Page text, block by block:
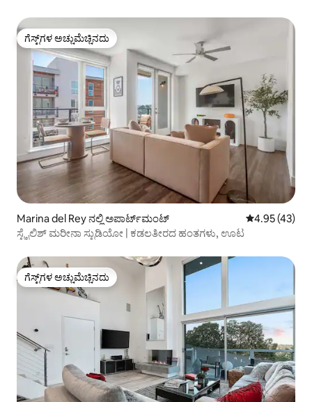
ಗೆಸ್ಟ್‌ಗಳ ಅಚ್ಚುಮೆಚ್ಚಿನದು
ಗೆಸ್ಟ್‌ಗಳ ಅಚ್ಚುಮೆಚ್ಚಿನದು
Marina del Rey ನಲ್ಲಿ ಅಪಾರ್ಟ್‌ಮಂಟ್ 5 ರಲ್ಲಿ 4.95
4.95 (43)
ಸ್ಟೈಲಿಶ್ ಮರೀನಾ ಸ್ಟುಡಿಯೋ | ಕಡಲತೀರದ ಹಂತಗಳು, ಊಟ
ಗೆಸ್ಟ್‌ಗಳ ಅಚ್ಚುಮೆಚ್ಚಿನದು
ಗೆಸ್ಟ್‌ಗಳ ಅಚ್ಚುಮೆಚ್ಚಿನದು